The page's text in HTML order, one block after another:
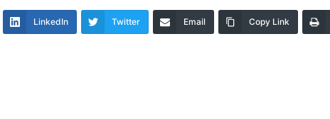
LinkedIn Twitter Email Copy Link